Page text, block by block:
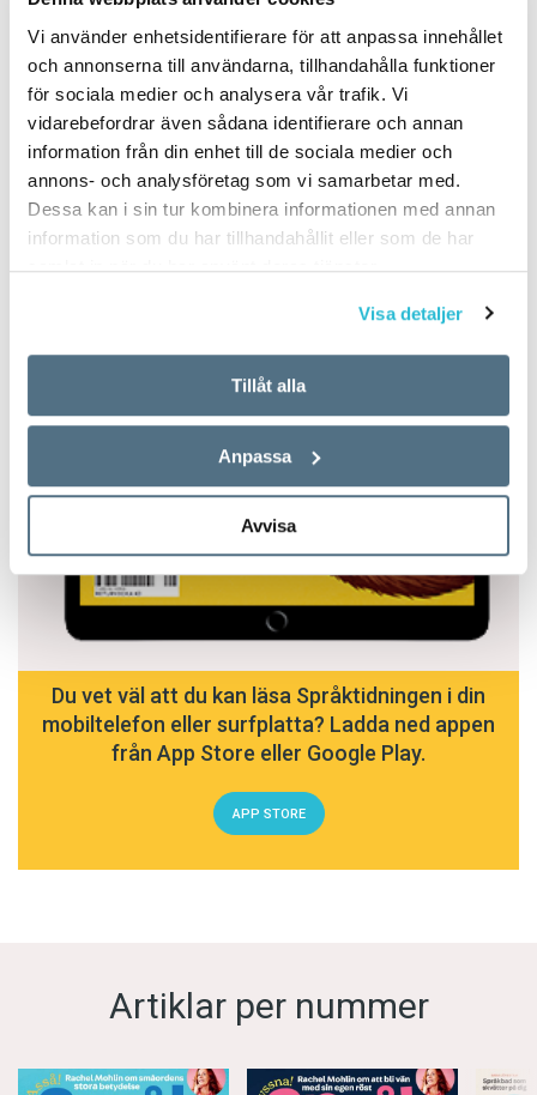
Vi använder enhetsidentifierare för att anpassa innehållet
och annonserna till användarna, tillhandahålla funktioner
för sociala medier och analysera vår trafik. Vi
vidarebefordrar även sådana identifierare och annan
information från din enhet till de sociala medier och
annons- och analysföretag som vi samarbetar med.
Dessa kan i sin tur kombinera informationen med annan
information som du har tillhandahållit eller som de har
samlat in när du har använt deras tjänster.
Visa detaljer
Tillåt alla
Anpassa
Avvisa
Du vet väl att du kan läsa Språktidningen i din
mobiltelefon eller surfplatta? Ladda ned appen
från App Store eller Google Play.
APP STORE
Artiklar per nummer